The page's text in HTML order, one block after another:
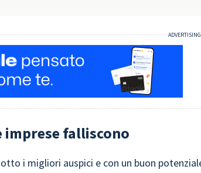
imprese falliscono
i migliori auspici e con un buon